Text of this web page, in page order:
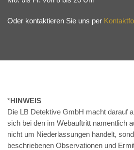
Oder kontaktieren Sie uns per
*HINWEIS
Die LB Detektive GmbH macht darauf
sich bei den im Webauftritt namentlich
nicht um Niederlassungen handelt,
beschriebenen Observationen und